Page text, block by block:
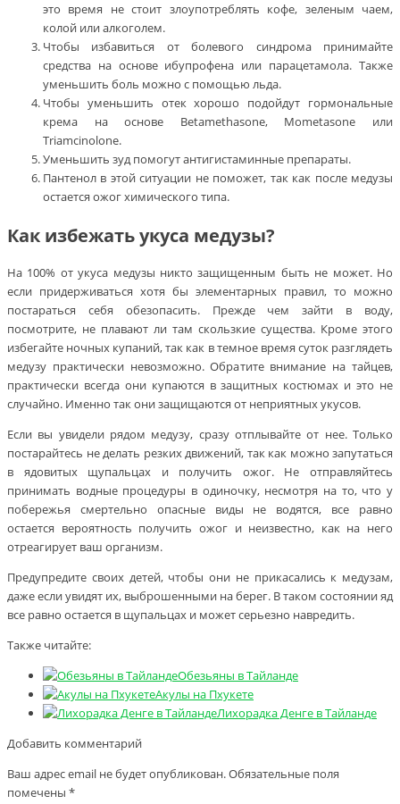
это время не стоит злоупотреблять кофе, зеленым чаем,
колой или алкоголем.
Чтобы избавиться от болевого синдрома принимайте
средства на основе ибупрофена или парацетамола. Также
уменьшить боль можно с помощью льда.
Чтобы уменьшить отек хорошо подойдут гормональные
крема на основе Betamethasone, Mometasone или
Triamcinolone.
Уменьшить зуд помогут антигистаминные препараты.
Пантенол в этой ситуации не поможет, так как после медузы
остается ожог химического типа.
Как избежать укуса медузы?
На 100% от укуса медузы никто защищенным быть не может. Но
если придерживаться хотя бы элементарных правил, то можно
постараться себя обезопасить. Прежде чем зайти в воду,
посмотрите, не плавают ли там скользкие существа. Кроме этого
избегайте ночных купаний, так как в темное время суток разглядеть
медузу практически невозможно. Обратите внимание на тайцев,
практически всегда они купаются в защитных костюмах и это не
случайно. Именно так они защищаются от неприятных укусов.
Если вы увидели рядом медузу, сразу отплывайте от нее. Только
постарайтесь не делать резких движений, так как можно запутаться
в ядовитых щупальцах и получить ожог. Не отправляйтесь
принимать водные процедуры в одиночку, несмотря на то, что у
побережья смертельно опасные виды не водятся, все равно
остается вероятность получить ожог и неизвестно, как на него
отреагирует ваш организм.
Предупредите своих детей, чтобы они не прикасались к медузам,
даже если увидят их, выброшенными на берег. В таком состоянии яд
все равно остается в щупальцах и может серьезно навредить.
Также читайте:
Обезьяны в Тайланде
Акулы на Пхукете
Лихорадка Денге в Тайланде
Добавить комментарий
Ваш адрес email не будет опубликован.Обязательные поля
помечены *